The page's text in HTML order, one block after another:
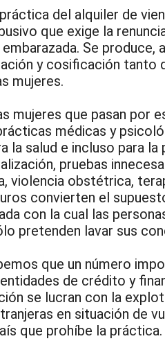
del alquiler de
que exige la
Se produce,
y cosificación tanto
mujeres.
mujeres que pasan por
médicas y
la salud e incluso para la
pruebas
violencia obstétrica,
convierten el
con la cual las
pretenden lavar sus
que un número
de crédito y
se lucran con la
en situación de
que prohíbe la práctica.